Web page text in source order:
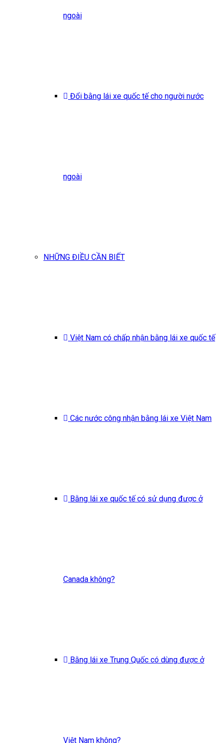
ngoài
Đổi bằng lái xe quốc tế cho người nước
ngoài
NHỮNG ĐIỀU CẦN BIẾT
Việt Nam có chấp nhận bằng lái xe quốc tế
Các nước công nhận bằng lái xe Việt Nam
Bằng lái xe quốc tế có sử dụng được ở
Canada không?
Bằng lái xe Trung Quốc có dùng được ở
Việt Nam không?